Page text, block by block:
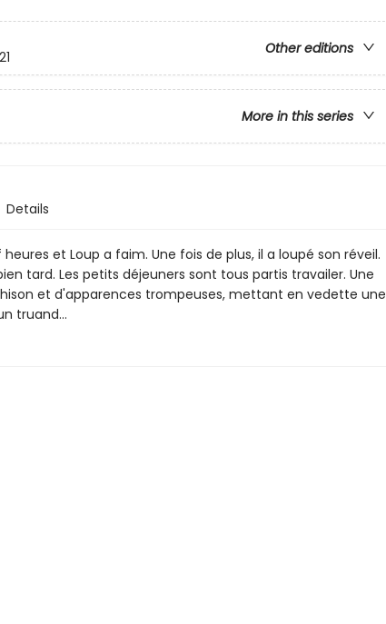
Other editions
More in this series
Details
et Loup a faim. Une fois de plus, il a loupé son réveil.
tard. Les petits déjeuners sont tous partis travailer. Une
et d'apparences trompeuses, mettant en vedette une
truand...